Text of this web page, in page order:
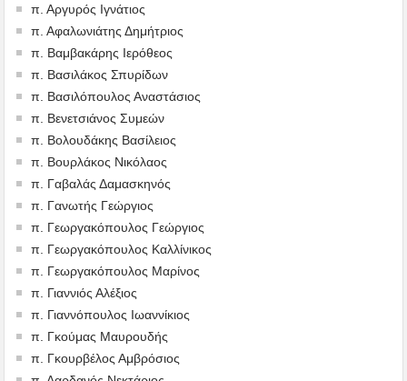
π. Αργυρός Ιγνάτιος
π. Αφαλωνιάτης Δημήτριος
π. Βαμβακάρης Ιερόθεος
π. Βασιλάκος Σπυρίδων
π. Βασιλόπουλος Αναστάσιος
π. Βενετσιάνος Συμεών
π. Βολουδάκης Βασίλειος
π. Βουρλάκος Νικόλαος
π. Γαβαλάς Δαμασκηνός
π. Γανωτής Γεώργιος
π. Γεωργακόπουλος Γεώργιος
π. Γεωργακόπουλος Καλλίνικος
π. Γεωργακόπουλος Μαρίνος
π. Γιαννιός Αλέξιος
π. Γιαννόπουλος Ιωαννίκιος
π. Γκούμας Μαυρουδής
π. Γκουρβέλος Αμβρόσιος